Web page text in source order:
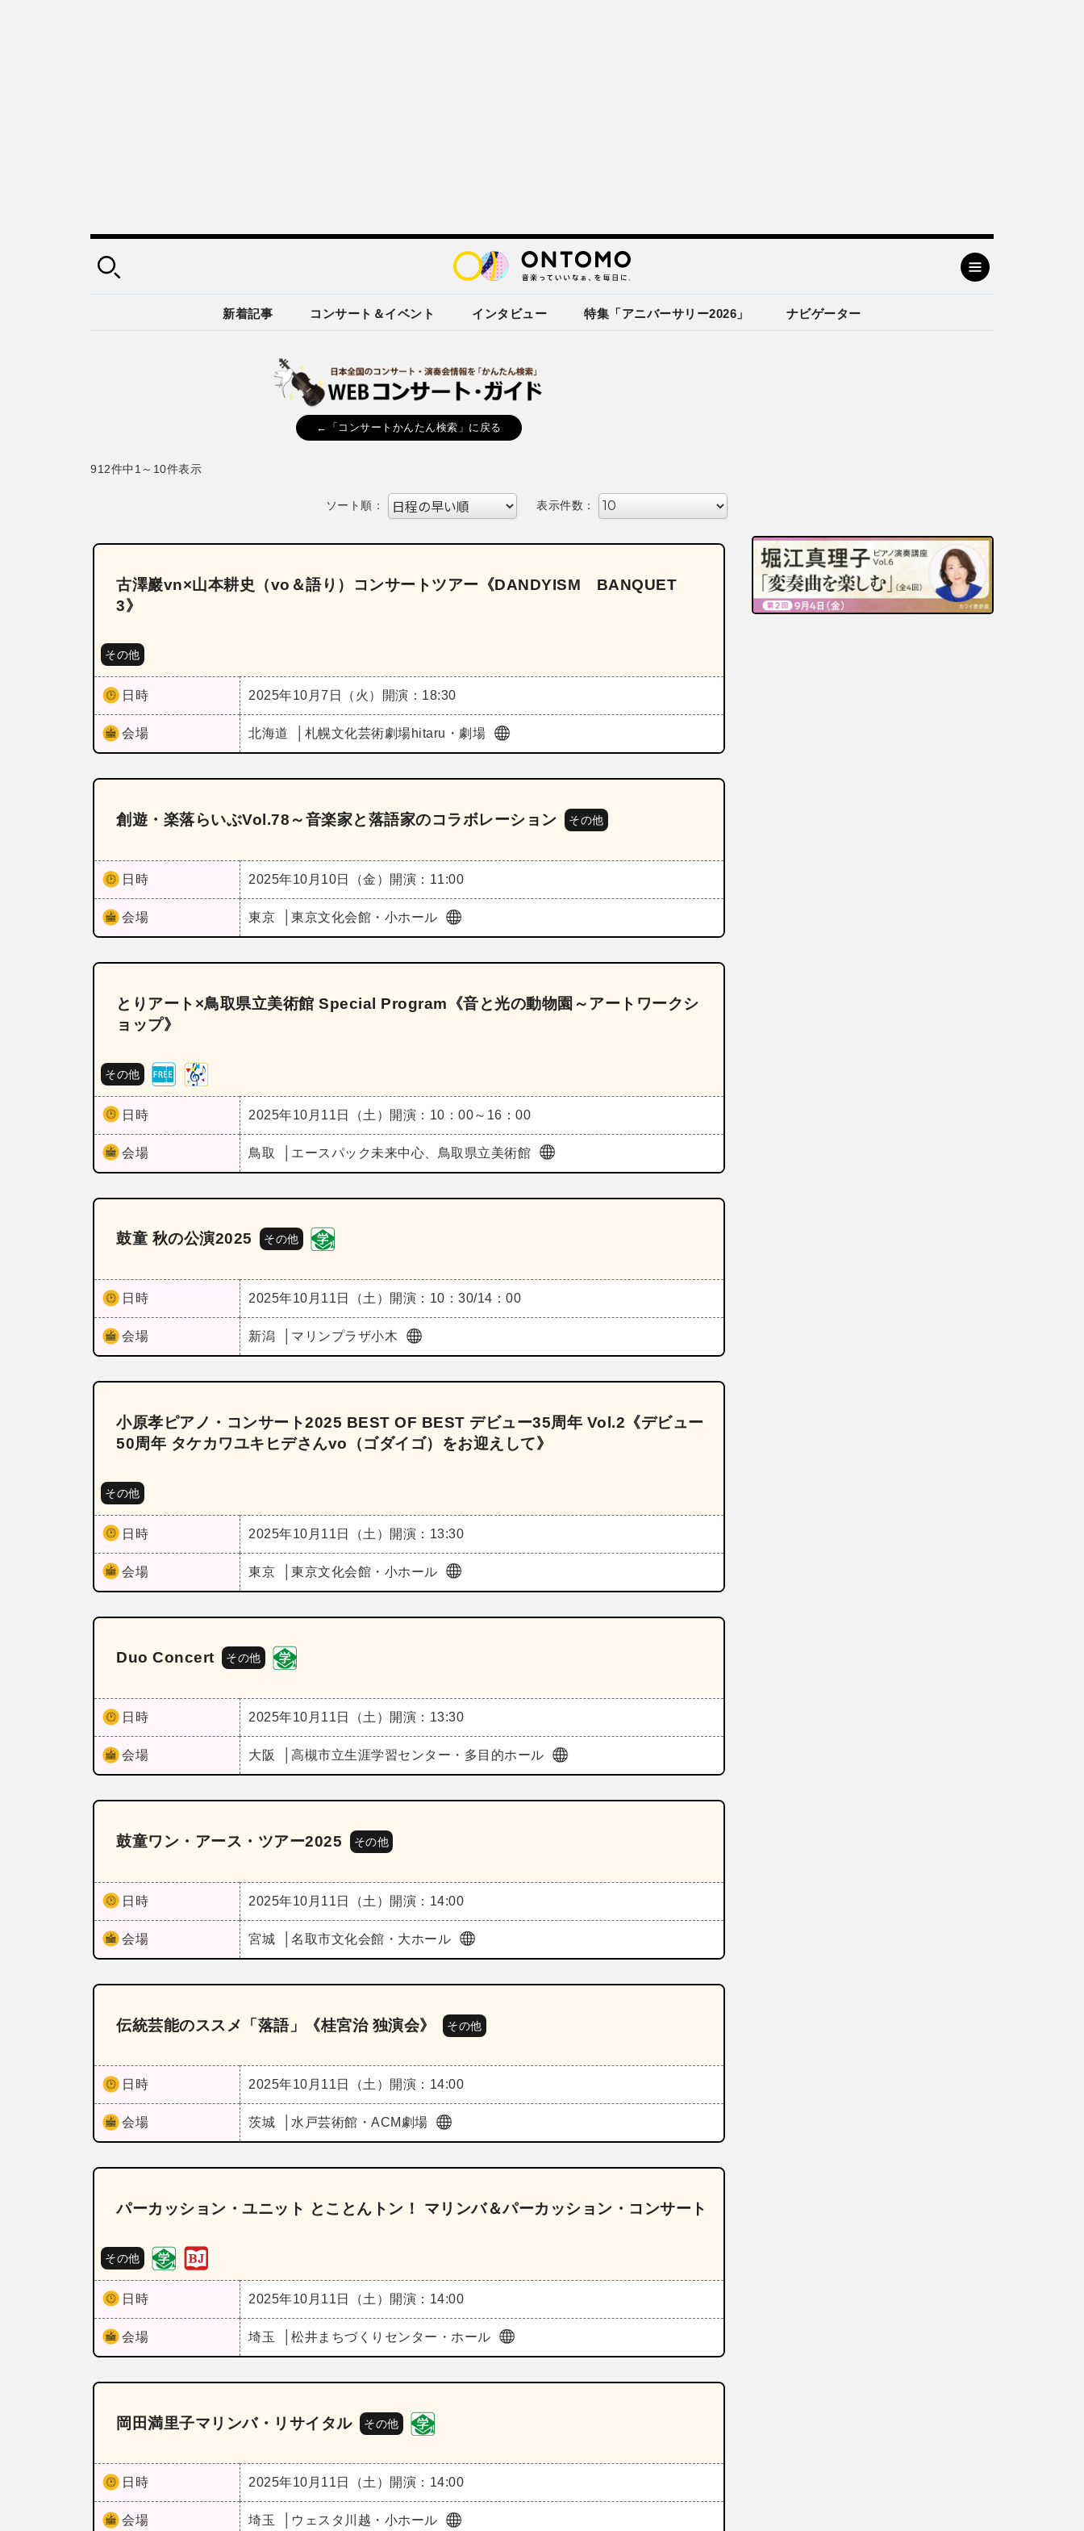
新着記事 コンサート＆イベント インタビュー 特集「アニバーサリー2026」 ナビゲーター
←「コンサートかんたん検索」に戻る
912件中1～10件表示
ソート順： 表示件数：
古澤巖vn×山本耕史（vo＆語り）コンサートツアー《DANDYISM BANQUET
3》
その他
日時 2025年10月7日（火） 開演：18:30
会場 北海道 札幌文化芸術劇場hitaru・劇場
創遊・楽落らいぶVol.78～音楽家と落語家のコラボレーション その他
日時 2025年10月10日（金） 開演：11:00
会場 東京 東京文化会館・小ホール
とりアート×鳥取県立美術館 Special Program《音と光の動物園～アートワークシ
ョップ》
その他
日時 2025年10月11日（土） 開演：10：00～16：00
会場 鳥取 エースパック未来中心、鳥取県立美術館
鼓童 秋の公演2025 その他
日時 2025年10月11日（土） 開演：10：30/14：00
会場 新潟 マリンプラザ小木
小原孝ピアノ・コンサート2025 BEST OF BEST デビュー35周年 Vol.2《デビュー
50周年 タケカワユキヒデさんvo（ゴダイゴ）をお迎えして》
その他
日時 2025年10月11日（土） 開演：13:30
会場 東京 東京文化会館・小ホール
Duo Concert その他
日時 2025年10月11日（土） 開演：13:30
会場 大阪 高槻市立生涯学習センター・多目的ホール
鼓童ワン・アース・ツアー2025 その他
日時 2025年10月11日（土） 開演：14:00
会場 宮城 名取市文化会館・大ホール
伝統芸能のススメ「落語」《桂宮治 独演会》 その他
日時 2025年10月11日（土） 開演：14:00
会場 茨城 水戸芸術館・ACM劇場
パーカッション・ユニット とことんトン！ マリンバ＆パーカッション・コンサート
その他
日時 2025年10月11日（土） 開演：14:00
会場 埼玉 松井まちづくりセンター・ホール
岡田満里子マリンバ・リサイタル その他
日時 2025年10月11日（土） 開演：14:00
会場 埼玉 ウェスタ川越・小ホール